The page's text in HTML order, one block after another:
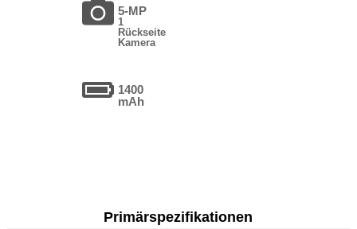
5-MP
1
Rückseite
Kamera
1400
mAh
Primärspezifikationen